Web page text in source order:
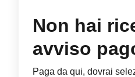
Non hai
avviso
Paga da qui, dovrai